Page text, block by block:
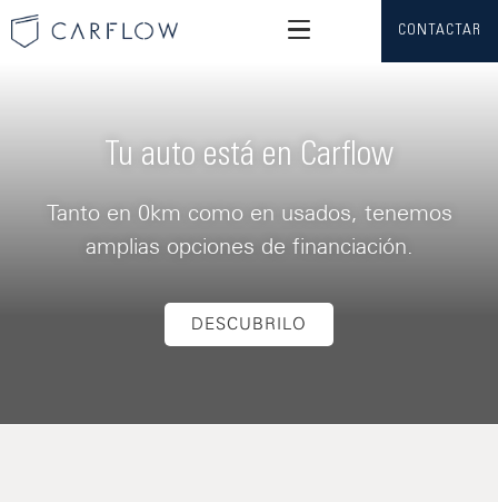
CONTACTAR
Tu auto está en Carflow
Tanto en 0km como en usados, tenemos
amplias opciones de financiación.
DESCUBRILO